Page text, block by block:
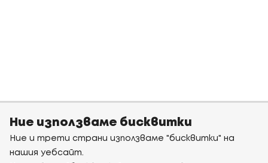
Ние използваме бисквитки
Ние и трети страни използваме "бисквитки" на
нашия уебсайт.